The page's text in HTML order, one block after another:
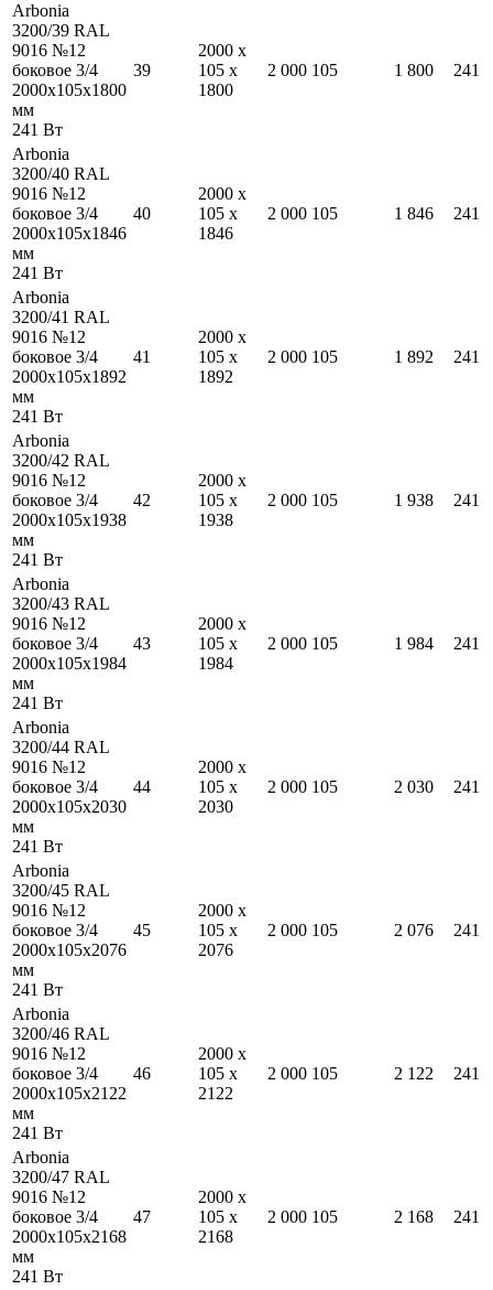
Arbonia
3200/39 RAL
9016 №12
боковое 3/4
2000x105x1800
мм
241 Вт
39
2000 x
105 x
1800
2 000 105 1 800 241
Arbonia
3200/40 RAL
9016 №12
боковое 3/4
2000x105x1846
мм
241 Вт
40
2000 x
105 x
1846
2 000 105 1 846 241
Arbonia
3200/41 RAL
9016 №12
боковое 3/4
2000x105x1892
мм
241 Вт
41
2000 x
105 x
1892
2 000 105 1 892 241
Arbonia
3200/42 RAL
9016 №12
боковое 3/4
2000x105x1938
мм
241 Вт
42
2000 x
105 x
1938
2 000 105 1 938 241
Arbonia
3200/43 RAL
9016 №12
боковое 3/4
2000x105x1984
мм
241 Вт
43
2000 x
105 x
1984
2 000 105 1 984 241
Arbonia
3200/44 RAL
9016 №12
боковое 3/4
2000x105x2030
мм
241 Вт
44
2000 x
105 x
2030
2 000 105 2 030 241
Arbonia
3200/45 RAL
9016 №12
боковое 3/4
2000x105x2076
мм
241 Вт
45
2000 x
105 x
2076
2 000 105 2 076 241
Arbonia
3200/46 RAL
9016 №12
боковое 3/4
2000x105x2122
мм
241 Вт
46
2000 x
105 x
2122
2 000 105 2 122 241
Arbonia
3200/47 RAL
9016 №12
боковое 3/4
2000x105x2168
мм
241 Вт
47
2000 x
105 x
2168
2 000 105 2 168 241